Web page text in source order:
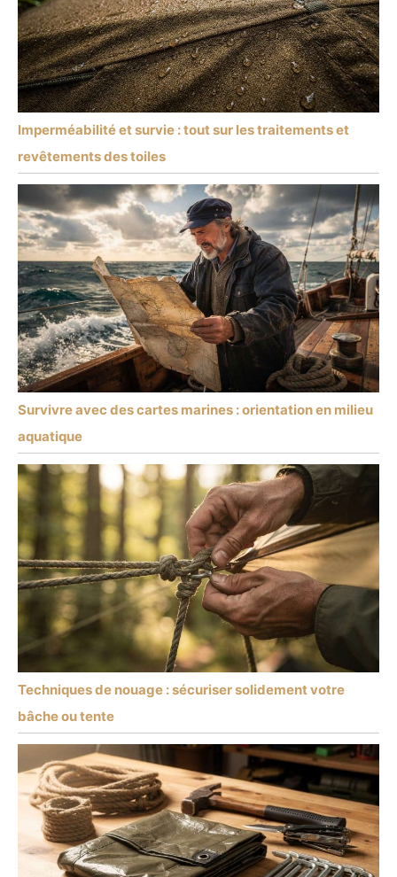
Imperméabilité et survie : tout sur les traitements et
revêtements des toiles
Survivre avec des cartes marines : orientation en milieu
aquatique
Techniques de nouage : sécuriser solidement votre
bâche ou tente